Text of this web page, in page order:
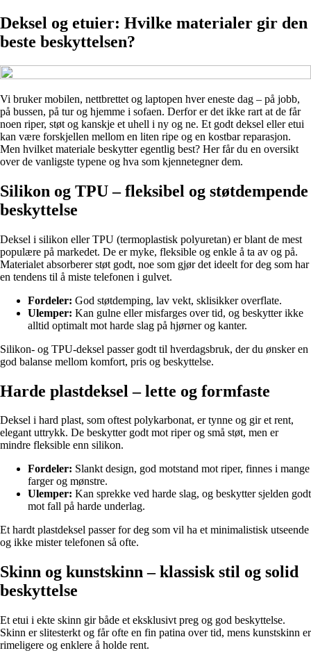
Deksel og etuier: Hvilke materialer gir den
beste beskyttelsen?
Vi bruker mobilen, nettbrettet og laptopen hver eneste dag – på jobb,
på bussen, på tur og hjemme i sofaen. Derfor er det ikke rart at de får
noen riper, støt og kanskje et uhell i ny og ne. Et godt deksel eller etui
kan være forskjellen mellom en liten ripe og en kostbar reparasjon.
Men hvilket materiale beskytter egentlig best? Her får du en oversikt
over de vanligste typene og hva som kjennetegner dem.
Silikon og TPU – fleksibel og støtdempende
beskyttelse
Deksel i silikon eller TPU (termoplastisk polyuretan) er blant de mest
populære på markedet. De er myke, fleksible og enkle å ta av og på.
Materialet absorberer støt godt, noe som gjør det ideelt for deg som har
en tendens til å miste telefonen i gulvet.
Fordeler: God støtdemping, lav vekt, sklisikker overflate.
Ulemper: Kan gulne eller misfarges over tid, og beskytter ikke
alltid optimalt mot harde slag på hjørner og kanter.
Silikon- og TPU-deksel passer godt til hverdagsbruk, der du ønsker en
god balanse mellom komfort, pris og beskyttelse.
Harde plastdeksel – lette og formfaste
Deksel i hard plast, som oftest polykarbonat, er tynne og gir et rent,
elegant uttrykk. De beskytter godt mot riper og små støt, men er
mindre fleksible enn silikon.
Fordeler: Slankt design, god motstand mot riper, finnes i mange
farger og mønstre.
Ulemper: Kan sprekke ved harde slag, og beskytter sjelden godt
mot fall på harde underlag.
Et hardt plastdeksel passer for deg som vil ha et minimalistisk utseende
og ikke mister telefonen så ofte.
Skinn og kunstskinn – klassisk stil og solid
beskyttelse
Et etui i ekte skinn gir både et eksklusivt preg og god beskyttelse.
Skinn er slitesterkt og får ofte en fin patina over tid, mens kunstskinn er
rimeligere og enklere å holde rent.